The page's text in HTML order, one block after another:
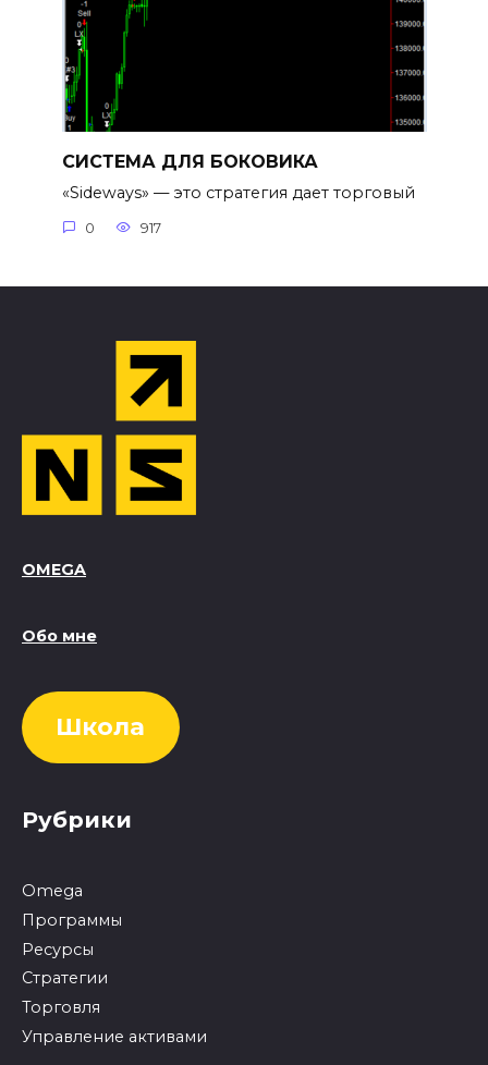
СИСТЕМА ДЛЯ БОКОВИКА
«Sideways» — это стратегия дает торговый
0 917
OMEGA
Обо мне
Школа
Рубрики
Omega
Программы
Ресурсы
Стратегии
Торговля
Управление активами